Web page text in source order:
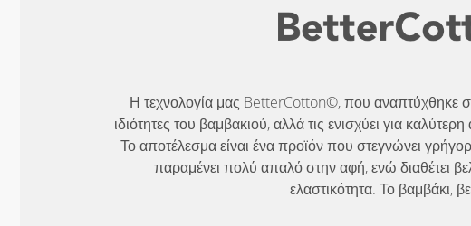
Η τεχνολογία μας BetterCotton©, που αναπτύχθηκε
ιδιότητες του βαμβακιού, αλλά τις ενισχύει για
Το αποτέλεσμα είναι ένα προϊόν που στεγνώνει
παραμένει πολύ απαλό στην αφή, ενώ διαθέτει
ελαστικότητα. Το βαμβάκι,